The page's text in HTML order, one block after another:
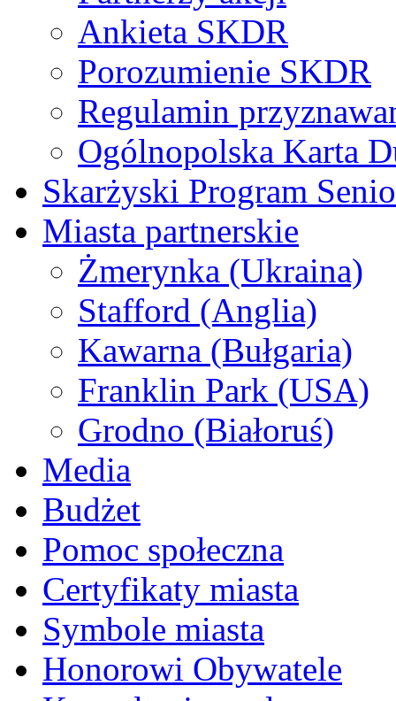
Ankieta SKDR
Porozumienie SKDR
Regulamin
Ogólnopolska Karta
Skarżyski Program
Miasta partnerskie
Żmerynka (Ukraina)
Stafford (Anglia)
Kawarna (Bułgaria)
Franklin Park (USA)
Grodno (Białoruś)
Media
Budżet
Pomoc społeczna
Certyfikaty miasta
Symbole miasta
Honorowi Obywatele